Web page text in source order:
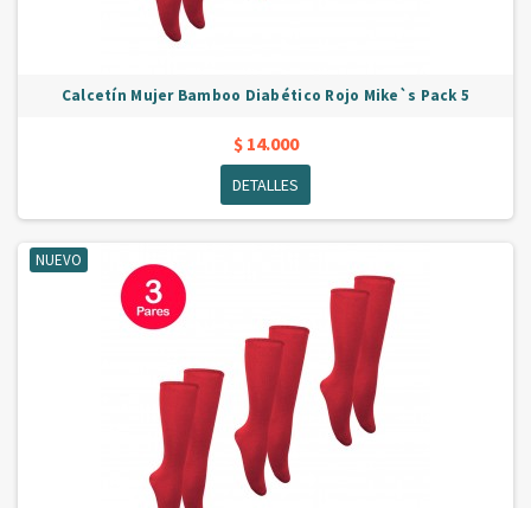
Calcetín Mujer Bamboo Diabético Rojo Mike`s Pack 5
$ 14.000
DETALLES
NUEVO